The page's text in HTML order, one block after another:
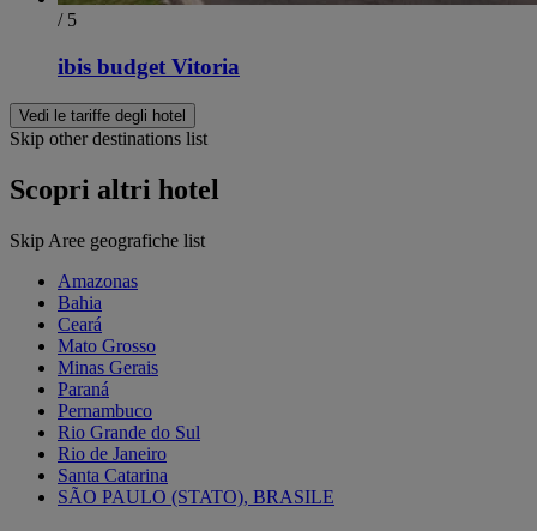
/ 5
ibis budget Vitoria
Vedi le tariffe degli hotel
Skip other destinations list
Scopri altri hotel
Skip Aree geografiche list
Amazonas
Bahia
Ceará
Mato Grosso
Minas Gerais
Paraná
Pernambuco
Rio Grande do Sul
Rio de Janeiro
Santa Catarina
SÃO PAULO (STATO), BRASILE